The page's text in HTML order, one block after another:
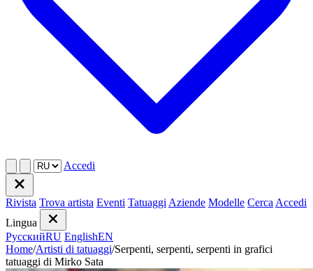
Accedi
Rivista Trova artista Eventi Tatuaggi Aziende Modelle Cerca Accedi
Lingua
РусскийRU EnglishEN
Home/Artisti di tatuaggi/Serpenti, serpenti, serpenti in grafici
tatuaggi di Mirko Sata